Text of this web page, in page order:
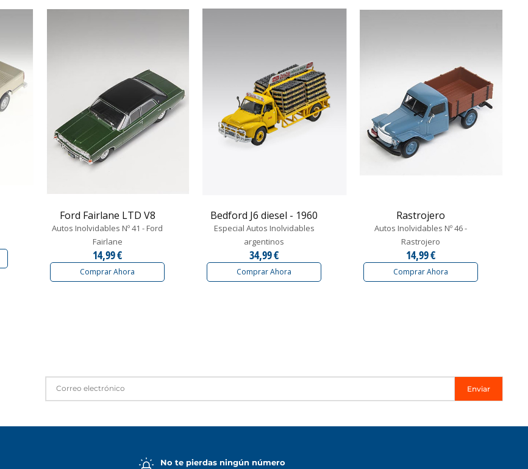
Ford Fairlane LTD V8
Autos Inolvidables Nº 41 - Ford
Fairlane
14,99 €
Comprar Ahora
Bedford J6 diesel - 1960
Especial Autos Inolvidables
argentinos
34,99 €
Comprar Ahora
Rastrojero
Autos Inolvidables Nº 46 -
Rastrojero
14,99 €
Comprar Ahora
Enviar
No te pierdas ningún número